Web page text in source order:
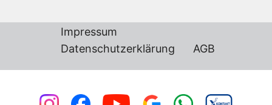
Impressum
Datenschutzerklärung
AGB